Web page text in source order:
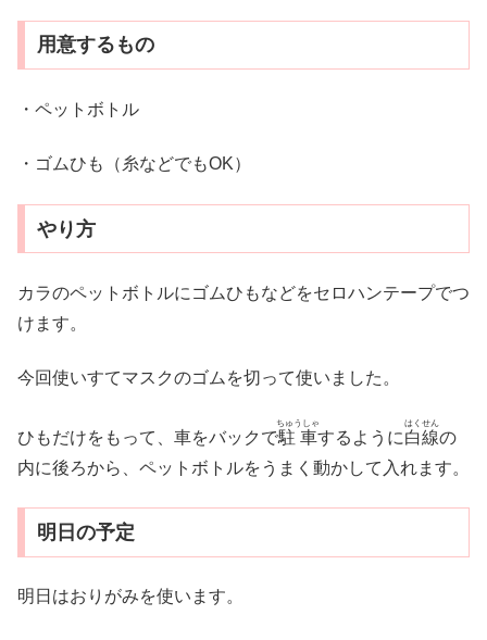
用意するもの
・ペットボトル
・ゴムひも（糸などでもOK）
やり方
カラのペットボトルにゴムひもなどをセロハンテープでつ
けます。
今回使いすてマスクのゴムを切って使いました。
ひもだけをもって、車をバックで駐車
ちゅうしゃ
するように白線
はくせん
の
内に後ろから、ペットボトルをうまく動かして入れます。
明日の予定
明日はおりがみを使います。